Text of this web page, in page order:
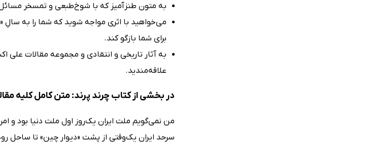
به متون طنزآمیز که با شوخ‌طبعی و تمسخر مسائل
می‌خواهید با اثری مواجه شوید که شما را به سالِ
برای شما بازگو کند.
به آثار تاریخی و انتقادی و مجموعه مقالات علی
علاقه‌مندید.
در بخشی از کتاب چرند پرند: متن کامل کلیه
من نمى‌گویم ملت ایران یک‌روز اول ملت دنیا بود
سرحد ایران یک‌وقتى از پشت «دیوار چین» تا ساحل